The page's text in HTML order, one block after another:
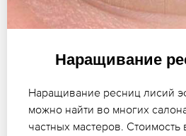
Наращивание
Наращивание ресниц лисий
можно найти во многих
частных мастеров. Стоимость